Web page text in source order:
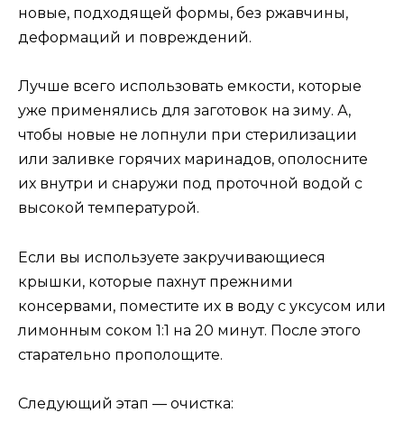
новые, подходящей формы, без ржавчины,
деформаций и повреждений.
Лучше всего использовать емкости, которые
уже применялись для заготовок на зиму. А,
чтобы новые не лопнули при стерилизации
или заливке горячих маринадов, ополосните
их внутри и снаружи под проточной водой с
высокой температурой.
Если вы используете закручивающиеся
крышки, которые пахнут прежними
консервами, поместите их в воду с уксусом или
лимонным соком 1:1 на 20 минут. После этого
старательно прополощите.
Следующий этап — очистка: